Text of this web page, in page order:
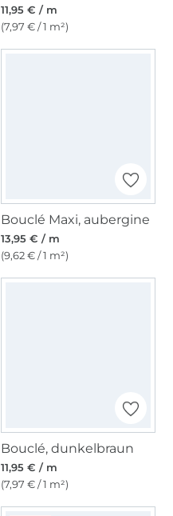
11,95 € / m
(7,97 € / 1 m²)
Bouclé Maxi, aubergine
13,95 € / m
(9,62 € / 1 m²)
Bouclé, dunkelbraun
11,95 € / m
(7,97 € / 1 m²)